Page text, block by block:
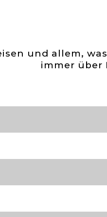
und allem,
immer über